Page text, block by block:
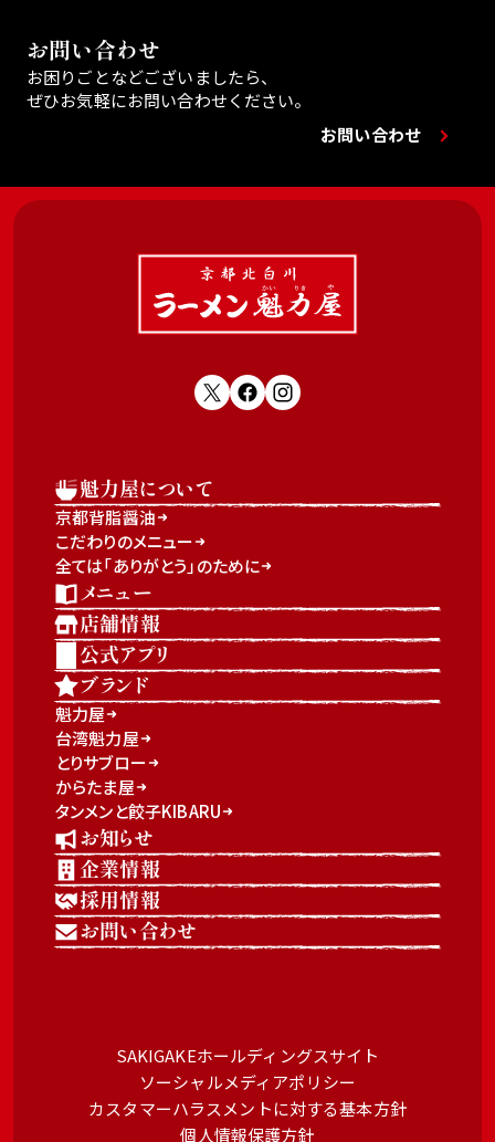
お問い合わせ
お困りごとなどございましたら、
ぜひお気軽にお問い合わせください。
お問い合わせ
魁力屋について
京都背脂醤油
こだわりのメニュー
全ては「ありがとう」のために
メニュー
店舗情報
公式アプリ
ブランド
魁力屋
台湾魁力屋
とりサブロー
からたま屋
タンメンと餃子KIBARU
お知らせ
企業情報
採用情報
お問い合わせ
SAKIGAKEホールディングスサイト
ソーシャルメディアポリシー
カスタマーハラスメントに対する基本方針
個人情報保護方針